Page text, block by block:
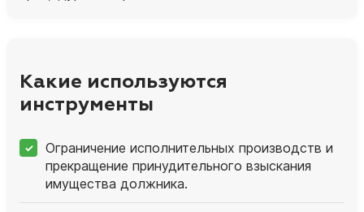
Какие используются
инструменты
Ограничение исполнительных производств и
прекращение принудительного взыскания
имущества должника.